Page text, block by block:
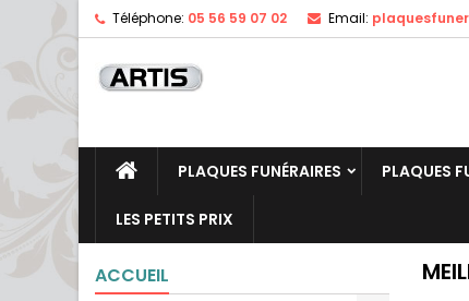
Téléphone: 05 56 59 07 02 Email:
PLAQUES FUNÉRAIRES PLAQUES
LES PETITS PRIX
ACCUEIL